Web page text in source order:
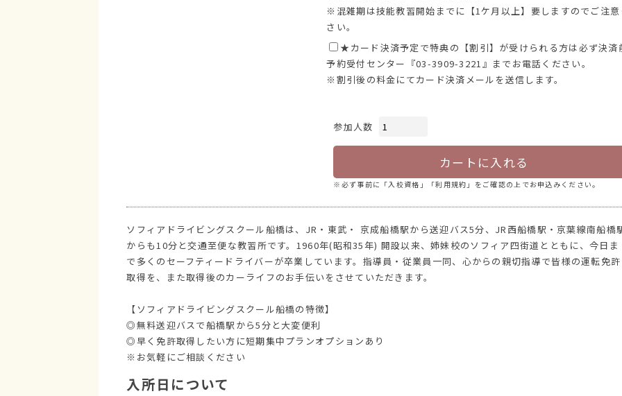
※混雑期は技能教習開始までに【1ケ月以上】要しますのでご注
さい。
★カード決済予定で特典の【割引】が受けられる方は必ず決済
予約受付センター『03-3909-3221』までお電話ください。
※割引後の料金にてカード決済メールを送信します。
参加人数
カートに入れる
※必ず事前に「入校資格」「利用規約」をご確認の上でお申込みください。
ソフィアドライビングスクール船橋は、JR・東武・ 京成船橋駅から送迎バス5分、JR西船橋駅・京葉線南船橋
からも10分と交通至便な教習所です。1960年(昭和35年) 開設以来、姉妹校のソフィア四街道とともに、今日ま
で多くのセーフティードライバーが卒業しています。指導員・従業員一同、心からの親切指導で皆様の運転免許
取得を、また取得後のカーライフのお手伝いをさせていただきます。
【ソフィアドライビングスクール船橋の特徴】
◎無料送迎バスで船橋駅から5分と大変便利
◎早く免許取得したい方に短期集中プランオプションあり
※お気軽にご相談ください
入所日について